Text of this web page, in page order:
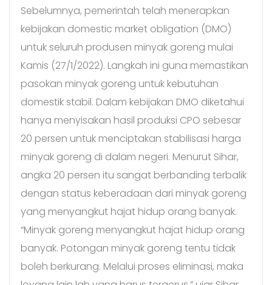
Sebelumnya, pemerintah telah menerapkan
kebijakan domestic market obligation (DMO)
untuk seluruh produsen minyak goreng mulai
Kamis (27/1/2022). Langkah ini guna memastikan
pasokan minyak goreng untuk kebutuhan
domestik stabil. Dalam kebijakan DMO diketahui
hanya menyisakan hasil produksi CPO sebesar
20 persen untuk menciptakan stabilisasi harga
minyak goreng di dalam negeri. Menurut Sihar,
angka 20 persen itu sangat berbanding terbalik
dengan status keberadaan dari minyak goreng
yang menyangkut hajat hidup orang banyak.
“Minyak goreng menyangkut hajat hidup orang
banyak. Potongan minyak goreng tentu tidak
boleh berkurang. Melalui proses eliminasi, maka